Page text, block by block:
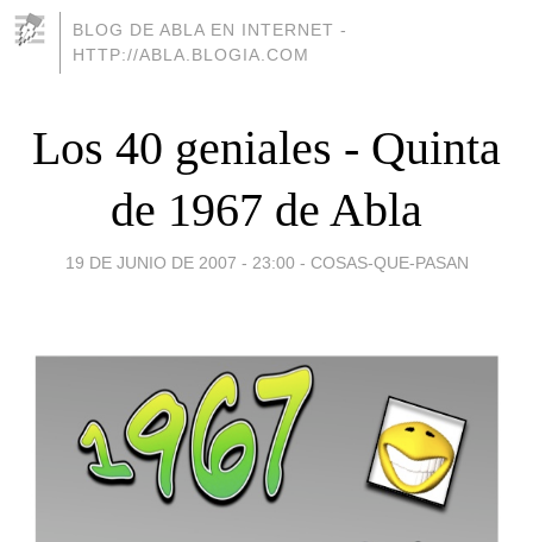
BLOG DE ABLA EN INTERNET -
HTTP://ABLA.BLOGIA.COM
Los 40 geniales - Quinta
de 1967 de Abla
19 DE JUNIO DE 2007 - 23:00 - COSAS-QUE-PASAN